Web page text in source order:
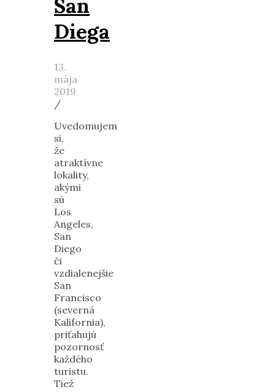
San
Diega
13.
mája
2019
/
Uvedomujem
si,
že
atraktívne
lokality,
akými
sú
Los
Angeles,
San
Diego
či
vzdialenejšie
San
Francisco
(severná
Kalifornia),
priťahujú
pozornosť
každého
turistu.
Tiež